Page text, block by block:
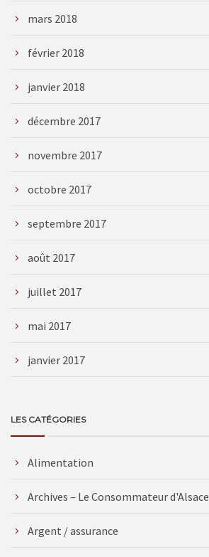
mars 2018
février 2018
janvier 2018
décembre 2017
novembre 2017
octobre 2017
septembre 2017
août 2017
juillet 2017
mai 2017
janvier 2017
LES CATÉGORIES
Alimentation
Archives – Le Consommateur d'Alsace
Argent / assurance